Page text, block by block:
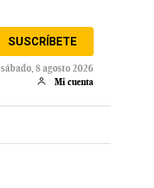
SUSCRÍBETE
sábado, 8 agosto 2026
Mi cuenta